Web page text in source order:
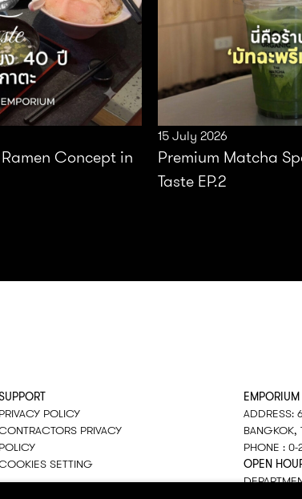
Concept in
15 July 2026
Premium Matcha
Taste EP.2
PRIVACY POLICY
PRIVACY
POLICY
SETTING
ADDRESS:
BANGKOK,
PHONE :
OPEN